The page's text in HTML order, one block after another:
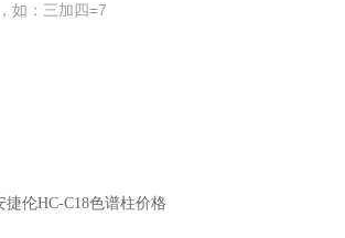
如：三加四=7
捷伦HC-C18色谱柱价格